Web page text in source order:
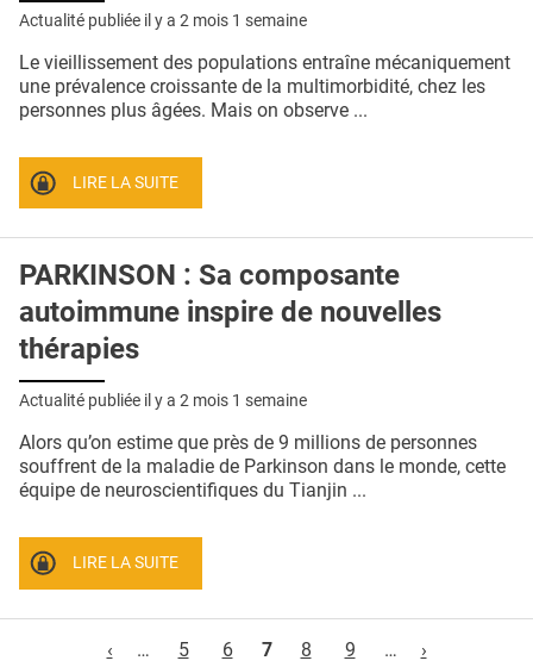
Actualité publiée il y a 2 mois 1 semaine
Le vieillissement des populations entraîne mécaniquement
une prévalence croissante de la multimorbidité, chez les
personnes plus âgées. Mais on observe ...
LIRE LA SUITE
PARKINSON : Sa composante
autoimmune inspire de nouvelles
thérapies
Actualité publiée il y a 2 mois 1 semaine
Alors qu’on estime que près de 9 millions de personnes
souffrent de la maladie de Parkinson dans le monde, cette
équipe de neuroscientifiques du Tianjin ...
LIRE LA SUITE
‹
… 5 6 7 8 9 … ›